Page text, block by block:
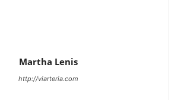
Martha Lenis
http://viarteria.com